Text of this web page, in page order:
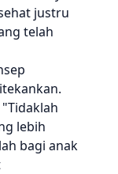
justru
telah
lebih
bagi anak